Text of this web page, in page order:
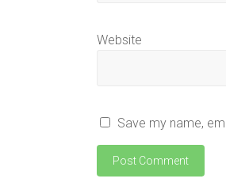
Website
Save my name,